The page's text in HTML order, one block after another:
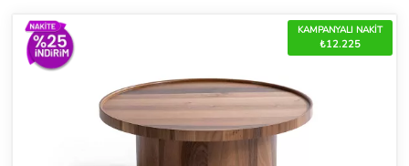
KAMPANYALI NAKİT
₺12.225